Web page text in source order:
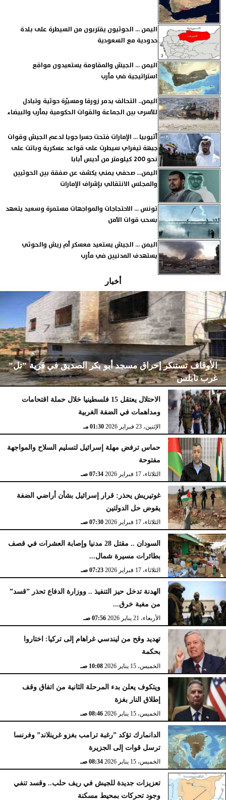
اليمن ... الحوثيون يقتربون من السيطرة على بلدة
حدودية مع السعودية
اليمن ... الجيش والمقاومة يستعيدون مواقع
استراتيجية في مأرب
اليمن.. التحالف يدمر زورقا ومسيّرة حوثية وتبادل
للأسرى بين الجماعة والقوات الحكومية بمأرب والبيضاء
أثيوبيا ... الإمارات فتحت جسرا جويا لدعم الجيش وقوات
جبهة تيغراي سيطرت على قواعد عسكرية وباتت على
نحو 200 كيلومتر من أديس أبابا
اليمن... صحفي يمني يكشف عن صفقة بين الحوثيين
والمجلس الانتقالي بإشراف الإمارات
تونس ... الاحتجاجات والمواجهات مستمرة وسعيد يتعهد
بسحب قوات الأمن
اليمن ... الجيش يستعيد معسكر أم ريش والحوثي
يستهدف المدنيين في مأرب
أخبار
الأوقاف تستنكر إحراق مسجد أبو بكر الصديق في قرية ”تل”
غرب نابلس
الإثنين، 23 فبراير 2026 02:15 مـ
الاحتلال يعتقل 15 فلسطينيا خلال حملة اقتحامات
ومداهمات في الضفة الغربية
الإثنين، 23 فبراير 2026 01:30 مـ
حماس ترفض مهلة إسرائيل لتسليم السلاح والمواجهة
مفتوحة
الثلاثاء، 17 فبراير 2026 07:34 صـ
غوتيريش يحذر: قرار إسرائيل بشأن أراضي الضفة
يقوض حل الدولتين
الثلاثاء، 17 فبراير 2026 07:30 صـ
السودان .. مقتل 28 مدنيا وإصابة العشرات في قصف
بطائرات مسيرة شمال...
الثلاثاء، 17 فبراير 2026 07:23 صـ
الهدنة تدخل حيز التنفيذ .. ووزارة الدفاع تحذر ”قسد”
من مغبة خرق...
الأربعاء، 21 يناير 2026 07:56 صـ
تهديد وقح من ليندسي غراهام إلى تركيا: اختاروا
بحكمة
الخميس، 15 يناير 2026 10:08 صـ
ويتكوف يعلن بدء المرحلة الثانية من اتفاق وقف
إطلاق النار بغزة
الخميس، 15 يناير 2026 08:46 صـ
الدانمارك تؤكد ”رغبة ترامب بغزو غرينلاند” وفرنسا
ترسل قوات إلى الجزيرة
الخميس، 15 يناير 2026 08:34 صـ
تعزيزات جديدة للجيش في ريف حلب.. وقسد تنفي
وجود تحركات بمحيط مسكنة